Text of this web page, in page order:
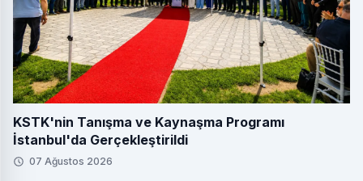
KSTK'nin Tanışma ve Kaynaşma Programı
İstanbul'da Gerçekleştirildi
07 Ağustos 2026